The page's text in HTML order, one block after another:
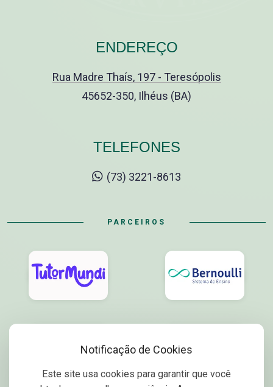
ENDEREÇO
Rua Madre Thaís, 197 - Teresópolis
45652-350, Ilhéus (BA)
TELEFONES
(73) 3221-8613
PARCEIROS
Notificação de Cookies
Este site usa cookies para garantir que você